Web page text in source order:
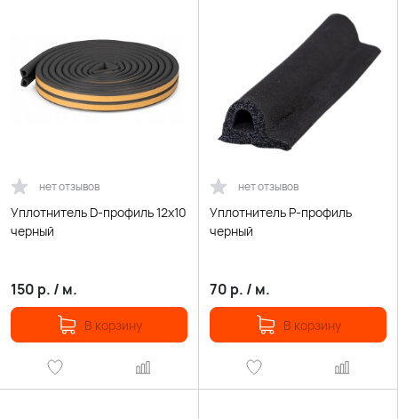
нет отзывов
Уплотнитель D-профиль 12х10
черный
150 р. / м.
В корзину
нет отзывов
Уплотнитель P-профиль
черный
70 р. / м.
В корзину